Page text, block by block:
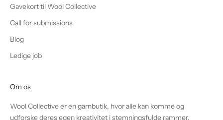
Gavekort til Wool Collective
Call for submissions
Blog
Ledige job
Om os
Wool Collective er en garnbutik, hvor alle kan komme og
udforske deres egen kreativitet i stemningsfulde rammer.